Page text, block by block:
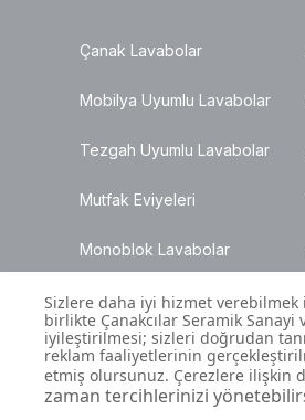
Çanak Lavabolar
Mobilya Uyumlu Lavabolar
Tezgah Uyumlu Lavabolar
Mutfak Eviyeleri
Monoblok Lavabolar